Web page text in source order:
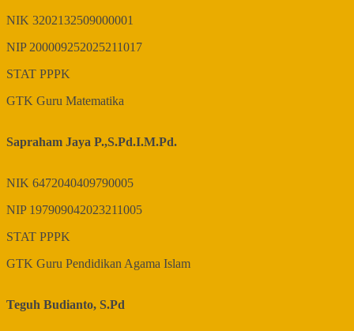
NIK 3202132509000001
NIP200009252025211017
STAT PPPK
GTK Guru Matematika
Sapraham Jaya P.,S.Pd.I.M.Pd.
NIK 6472040409790005
NIP 197909042023211005
STAT PPPK
GTK Guru Pendidikan Agama Islam
Teguh Budianto, S.Pd